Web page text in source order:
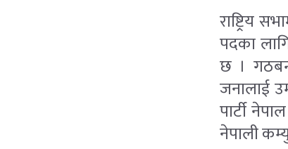
राष्ट्रिय
पदका
छ ।
जनालाई
पार्टी
नेपाली